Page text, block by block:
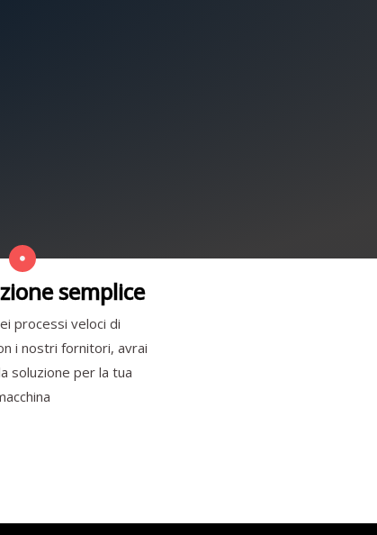
semplice
processi veloci di
i nostri fornitori, avrai
soluzione per la tua